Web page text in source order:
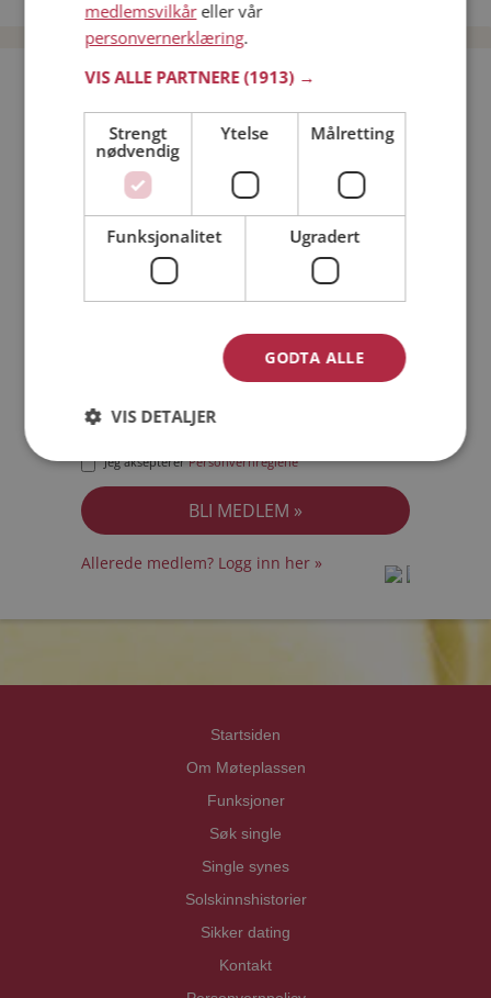
Bli medlem gratis!
Jeg er en:
Jeg akseptererPersonvernreglene
Allerede medlem? Logg inn her »
Startsiden
Om Møteplassen
Funksjoner
Søk single
Single synes
Solskinnshistorier
Sikker dating
Kontakt
medlemsvilkåreller vår
personvernerklæring.
VIS ALLE PARTNERE(1913) →
Strengt
nødvendig
Ytelse Målretting
Funksjonalitet Ugradert
GODTA ALLE
VIS DETALJER